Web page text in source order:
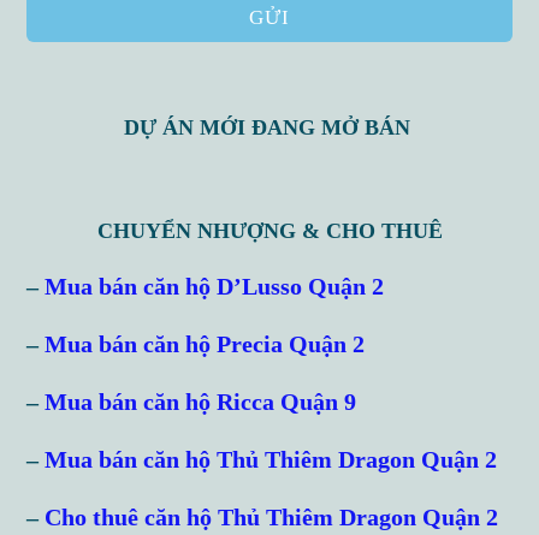
GỬI
DỰ ÁN MỚI ĐANG MỞ BÁN
CHUYỂN NHƯỢNG & CHO THUÊ
–Mua bán căn hộ D’Lusso Quận 2
–Mua bán căn hộ Precia Quận 2
–Mua bán căn hộ Ricca Quận 9
–Mua bán căn hộ Thủ Thiêm Dragon Quận 2
– Cho thuê căn hộ Thủ Thiêm Dragon Quận 2